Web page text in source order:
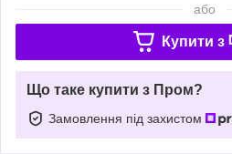
або
Купити з
Що таке купити з Пром?
Замовлення під захистом